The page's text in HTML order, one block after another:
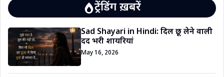
ट्रेंडिंग ख़बरें
Sad Shayari in Hindi: दिल छू लेने वाली
दर्द भरी शायरियां
May 16, 2026